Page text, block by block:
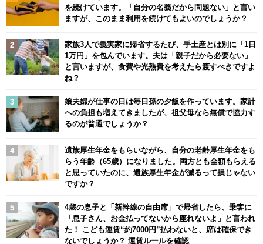
を続けています。「自分の名義だから問題ない」と言い
ますが、このまま利用を続けてもよいのでしょうか？
家族3人で義実家に帰省するたび、手土産とは別に「1日
1万円」を包んでいます。夫は「親子だから必要ない」
と言いますが、食費や光熱費を考えたら渡すべきですよ
ね？
娘夫婦が仕事の日は毎日孫の夕飯を作っています。家計
への負担も増えてきましたが、祖父母なら無償で協力す
るのが普通でしょうか？
遺族厚生年金をもらいながら、自分の老齢厚生年金をも
らう年齢（65歳）になりました。両方とも全額もらえる
と思っていたのに、遺族厚生年金が減るって損じゃない
ですか？
4歳の息子と「新幹線の自由席」で帰省したら、乗客に
「息子さん、お金払ってないから座れないよ」と言われ
た！ こども運賃“約7000円”払わないと、席は確保でき
ないでしょうか？ 運賃ルールを確認